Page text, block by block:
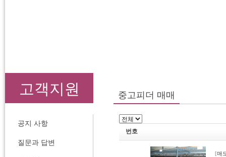
고객지원 중고피더 매매
공지 사항
질문과 답변
번호
[매